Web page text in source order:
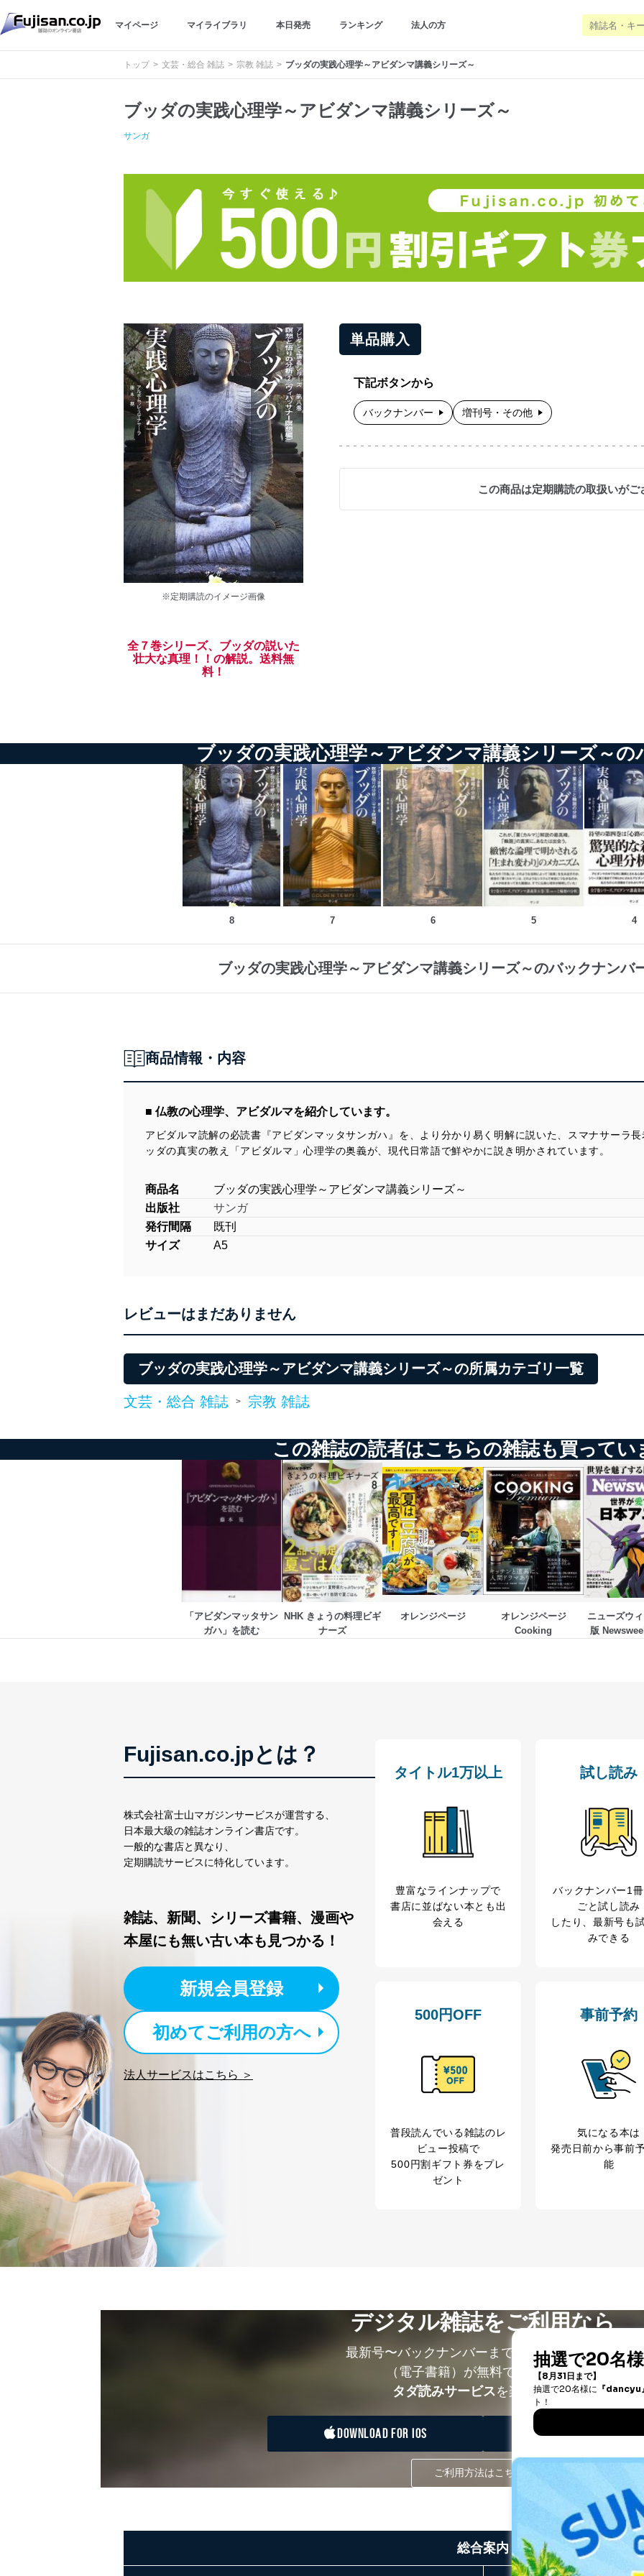
マイページ マイライブラリ 本日発売 ランキング 法人の方
トップ 文芸・総合 雑誌 宗教 雑誌 ブッダの実践心理学～アビダンマ講義シリーズ～
ブッダの実践心理学～アビダンマ講義シリーズ～
サンガ
※定期購読のイメージ画像
全７巻シリーズ、ブッダの説いた
壮大な真理！！の解説。送料無
料！
単品購入
下記ボタンから
バックナンバー 増刊号・その他
この商品は定期購読の取扱いがご
ブッダの実践心理学～アビダンマ講義シリーズ～の
8 7 6 5 4
ブッダの実践心理学～アビダンマ講義シリーズ～のバックナンバ
商品情報・内容
■ 仏教の心理学、アビダルマを紹介しています。
アビダルマ読解の必読書『アビダンマッタサンガハ』を、より分かり易く明解に説いた、スマナサーラ
ッダの真実の教え「アビダルマ」心理学の奥義が、現代日常語で鮮やかに説き明かされています。
商品名
ブッダの実践心理学～アビダンマ講義シリーズ～
出版社
サンガ
発行間隔
既刊
サイズ
A5
レビューはまだありません
ブッダの実践心理学～アビダンマ講義シリーズ～の所属カテゴリ一覧
文芸・総合 雑誌 > 宗教 雑誌
この雑誌の読者はこちらの雑誌も買ってい
「アビダンマッタサン
ガハ」を読む
NHK きょうの料理ビギ
ナーズ
オレンジページ
オレンジページ
Cooking
ニューズウ
版
Fujisan.co.jpとは？
株式会社富士山マガジンサービスが運営する、
日本最大級の雑誌オンライン書店です。
一般的な書店と異なり、
定期購読サービスに特化しています。
雑誌、新聞、シリーズ書籍、漫画や
本屋にも無い古い本も見つかる！
新規会員登録
初めてご利用の方へ
法人サービスはこちら ＞
タイトル1万以上
豊富なラインナップで
書店に並ばない本とも出
会える
試し読み
バックナンバー1
ごと試し読み
したり、最新号も
みできる
500円OFF
普段読んでいる雑誌のレ
ビュー投稿で
500円割ギフト券をプレ
ゼント
事前予約
気になる本は
発売日前から事前
能
デジタル雑誌をご利用なら
最新号〜バックナンバーまで7000冊以上の雑誌
（電子書籍）が無料で読み放題！
タダ読みサービスを楽しもう！
DOWNLOAD FOR IOS DOWNLOAD FOR
ご利用方法はこちら
総合案内